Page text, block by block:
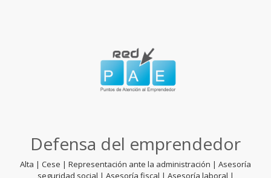
Defensa del emprendedor
Alta | Cese | Representación ante la administración | Asesoría
seguridad social | Asesoría fiscal | Asesoría laboral |